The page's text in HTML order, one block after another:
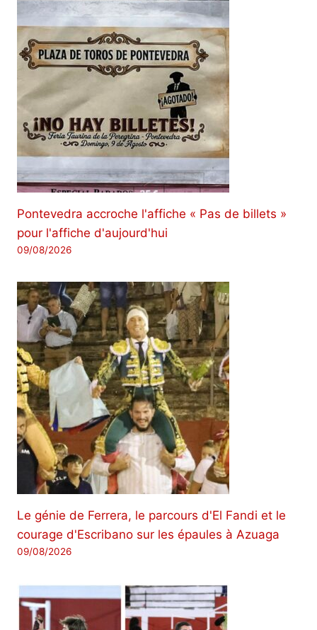
Pontevedra accroche l'affiche « Pas de billets »
pour l'affiche d'aujourd'hui
09/08/2026
Le génie de Ferrera, le parcours d'El Fandi et le
courage d'Escribano sur les épaules à Azuaga
09/08/2026